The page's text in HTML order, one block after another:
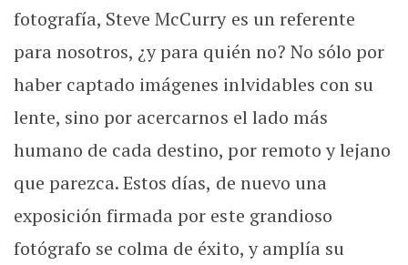
fotografía, Steve McCurry es un referente
para nosotros, ¿y para quién no? No sólo por
haber captado imágenes inlvidables con su
lente, sino por acercarnos el lado más
humano de cada destino, por remoto y lejano
que parezca. Estos días, de nuevo una
exposición firmada por este grandioso
fotógrafo se colma de éxito, y amplía su